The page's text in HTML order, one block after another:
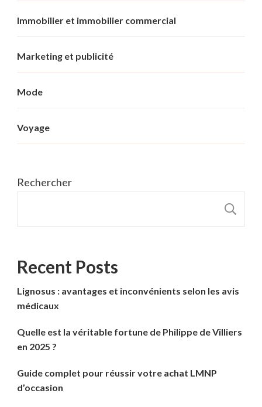
Immobilier et immobilier commercial
Marketing et publicité
Mode
Voyage
Rechercher
Recent Posts
Lignosus : avantages et inconvénients selon les avis
médicaux
Quelle est la véritable fortune de Philippe de Villiers
en 2025 ?
Guide complet pour réussir votre achat LMNP
d’occasion